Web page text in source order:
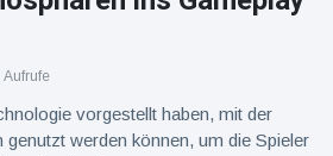
Aufrufe
vorgestellt haben, mit der
genutzt werden können, um die Spieler